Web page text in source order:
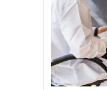
美容室・サロン
患者調査
ドクター調査
モダリティ
がん
精神神経